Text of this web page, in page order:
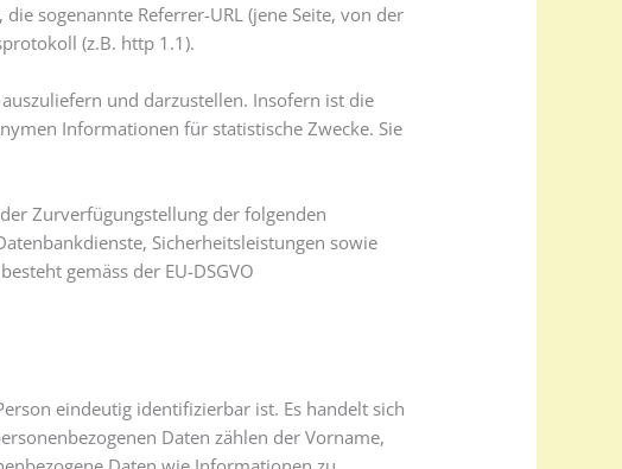
sogenannte Referrer-URL (jene Seite, von der
(z.B. http 1.1).
und darzustellen. Insofern ist die
Informationen für statistische Zwecke. Sie
Zurverfügungstellung der folgenden
Sicherheitsleistungen sowie
gemäss der EU-DSGVO
eindeutig identifizierbar ist. Es handelt sich
Daten zählen der Vorname,